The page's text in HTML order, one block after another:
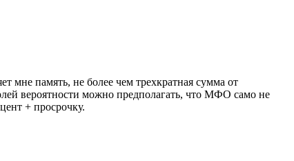
мне память, не более чем трехкратная сумма от
вероятности можно предполагать, что МФО само не
+ просрочку.